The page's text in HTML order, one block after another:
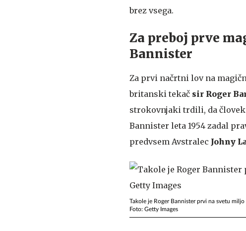
brez vsega.
Za preboj prve
Bannister
Za prvi načrtni lov na
britanski tekač sir Roger
strokovnjaki trdili, da
Bannister leta 1954 zadal
predvsem Avstralec Johny
Takole je Roger Bannister prvi na svetu
Foto: Getty Images